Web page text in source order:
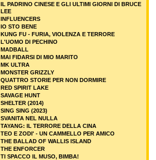
IL PADRINO CINESE E GLI ULTIMI GIORNI DI BRUCE
LEE
INFLUENCERS
IO STO BENE
KUNG FU - FURIA, VIOLENZA E TERRORE
L'UOMO DI PECHINO
MADBALL
MAI FIDARSI DI MIO MARITO
MK ULTRA
MONSTER GRIZZLY
QUATTRO STORIE PER NON DORMIRE
RED SPIRIT LAKE
SAVAGE HUNT
SHELTER (2014)
SING SING (2023)
SVANITA NEL NULLA
TAYANG: IL TERRORE DELLA CINA
TEO E ZODI' - UN CAMMELLO PER AMICO
THE BALLAD OF WALLIS ISLAND
THE ENFORCER
TI SPACCO IL MUSO, BIMBA!